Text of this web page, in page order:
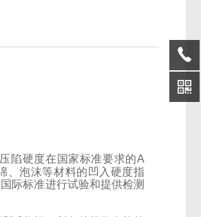
陷硬度在国家标准要求的A
、泡沫等材料的凹入硬度指
际标准进行试验和提供检测